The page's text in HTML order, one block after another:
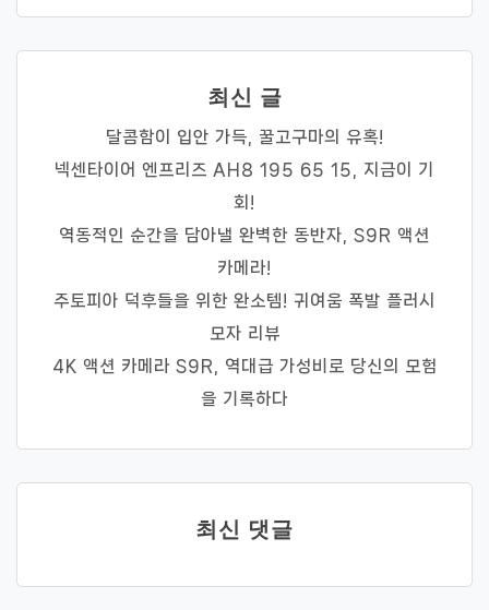
최신 글
달콤함이 입안 가득, 꿀고구마의 유혹!
넥센타이어 엔프리즈 AH8 195 65 15, 지금이 기
회!
역동적인 순간을 담아낼 완벽한 동반자, S9R 액션
카메라!
주토피아 덕후들을 위한 완소템! 귀여움 폭발 플러시
모자 리뷰
4K 액션 카메라 S9R, 역대급 가성비로 당신의 모험
을 기록하다
최신 댓글